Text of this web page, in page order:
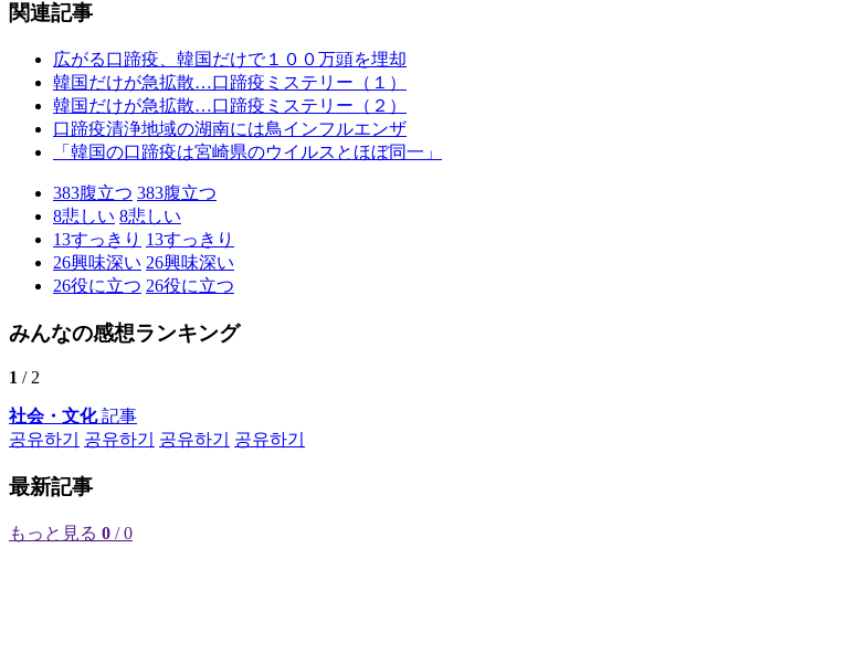
関連記事
広がる口蹄疫、韓国だけで１００万頭を埋却
韓国だけが急拡散…口蹄疫ミステリー（１）
韓国だけが急拡散…口蹄疫ミステリー（２）
口蹄疫清浄地域の湖南には鳥インフルエンザ
「韓国の口蹄疫は宮崎県のウイルスとほぼ同一」
383腹立つ 383腹立つ
8悲しい 8悲しい
13すっきり 13すっきり
26興味深い 26興味深い
26役に立つ 26役に立つ
みんなの感想ランキング
1 / 2
社会・文化記事
공유하기
공유하기 공유하기 공유하기
最新記事
もっと見る 0 / 0